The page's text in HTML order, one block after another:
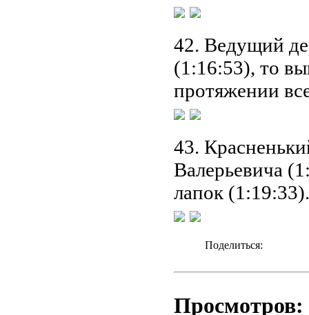
42. Ведущий
(1:16:53), то
протяжении
43.
Валерьевича
лапок (1:19:33).
Поделиться:
Просмотров: